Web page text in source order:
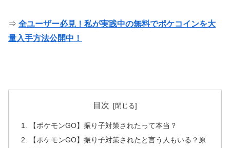
⇒ 全ユーザー必見！私が実践中の無料でポケコインを大
量入手方法公開中！
目次
【ポケモンGO】振り子対策されたって本当？
【ポケモンGO】振り子対策されたと言う人もいる？原